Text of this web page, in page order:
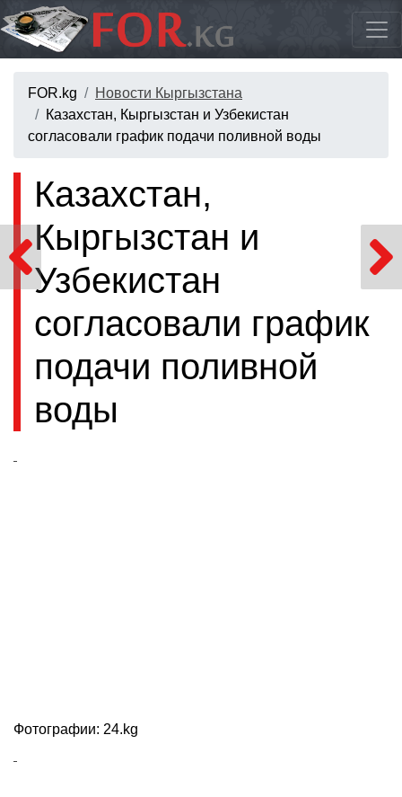
FOR.kg
Новости Кыргызстана
Казахстан, Кыргызстан и Узбекистан
согласовали график подачи поливной воды
Казахстан,
Кыргызстан и
Узбекистан
согласовали график
подачи поливной
воды
Фотографии: 24.kg